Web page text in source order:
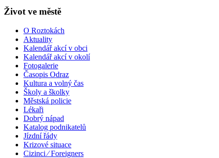
Život ve městě
O Roztokách
Aktuality
Kalendář akcí v obci
Kalendář akcí v okolí
Fotogalerie
Časopis Odraz
Kultura a volný čas
Školy a školky
Městská policie
Lékaři
Dobrý nápad
Katalog podnikatelů
Jízdní řády
Krizové situace
Cizinci ⁄ Foreigners